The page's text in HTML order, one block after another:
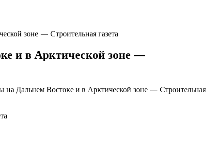
зоне — Строительная газета
и в Арктической зоне —
на Дальнем Востоке и в Арктической зоне — Строительная